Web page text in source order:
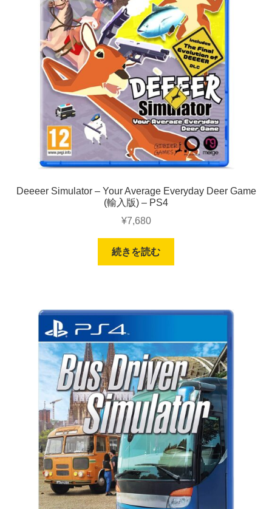
Deeeer Simulator – Your Average Everyday Deer Game
(輸入版) – PS4
¥7,680
続きを読む